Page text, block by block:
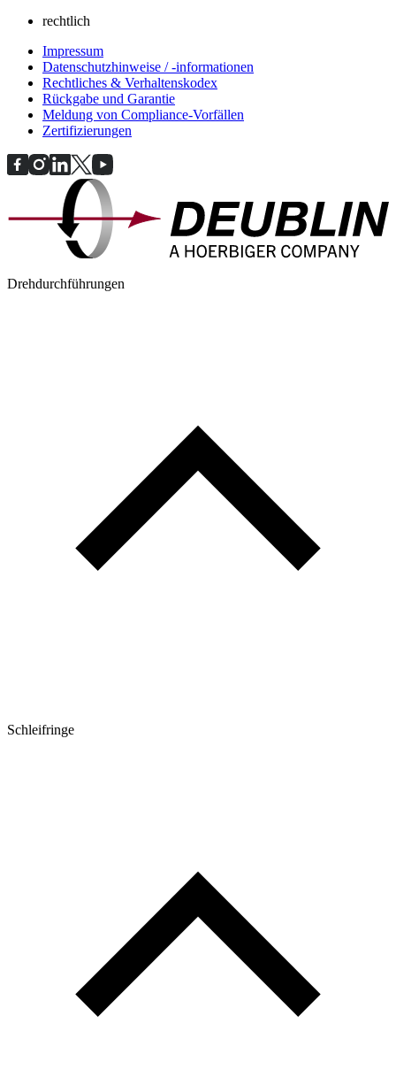
rechtlich
Impressum
Datenschutzhinweise / -informationen
Rechtliches & Verhaltenskodex
Rückgabe und Garantie
Meldung von Compliance-Vorfällen
Zertifizierungen
Drehdurchführungen
Schleifringe